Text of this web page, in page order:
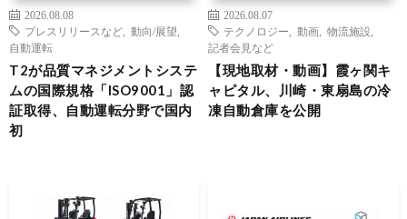
2026.08.08
プレスリリースなど
動向/展望
自動運転
T2が品質マネジメントシステ
ムの国際規格「ISO9001」認
証取得、自動運転分野で国内
初
2026.08.07
テクノロジー
動画 物流施設
記者会見など
【現地取材・動画】霞ヶ関キ
ャピタル、川崎・東扇島の冷
凍自動倉庫を公開